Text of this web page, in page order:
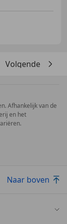
Volgende
Afhankelijk van de
en het
Naar boven